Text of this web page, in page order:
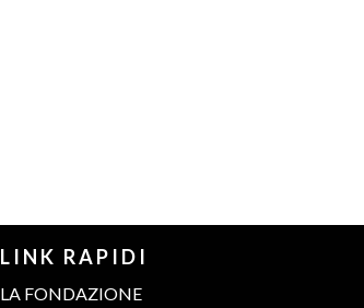
LINK RAPIDI
LA FONDAZIONE